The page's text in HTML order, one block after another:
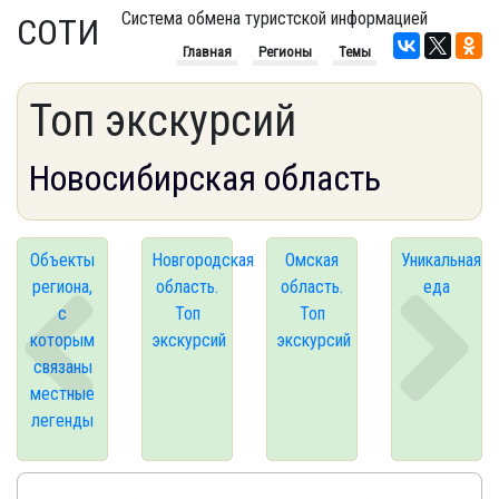
СОТИ Система обмена туристской информацией
Главная Регионы Темы
Топ экскурсий
Новосибирская область
Объекты
региона,
с
которым
связаны
местные
легенды
Новгородская
область.
Топ
экскурсий
Омская
область.
Топ
экскурсий
Уникальная
еда